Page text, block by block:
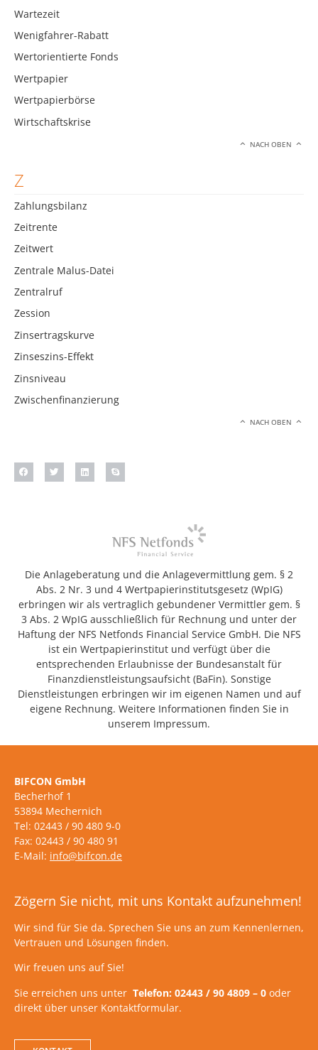
Wartezeit
Wenigfahrer-Rabatt
Wertorientierte Fonds
Wertpapier
Wertpapierbörse
Wirtschaftskrise
NACH OBEN
Z
Zahlungsbilanz
Zeitrente
Zeitwert
Zentrale Malus-Datei
Zentralruf
Zession
Zinsertragskurve
Zinseszins-Effekt
Zinsniveau
Zwischenfinanzierung
NACH OBEN
Die Anlageberatung und die Anlagevermittlung gem. § 2
Abs. 2 Nr. 3 und 4 Wertpapierinstitutsgesetz (WpIG)
erbringen wir als vertraglich gebundener Vermittler gem. §
3 Abs. 2 WpIG ausschließlich für Rechnung und unter der
Haftung der NFS Netfonds Financial Service GmbH. Die NFS
ist ein Wertpapierinstitut und verfügt über die
entsprechenden Erlaubnisse der Bundesanstalt für
Finanzdienstleistungsaufsicht (BaFin). Sonstige
Dienstleistungen erbringen wir im eigenen Namen und auf
eigene Rechnung. Weitere Informationen finden Sie in
unserem Impressum.
BIFCON GmbH
Becherhof 1
53894 Mechernich
Tel: 02443 / 90 480 9-0
Fax: 02443 / 90 480 91
E-Mail: info@bifcon.de
Zögern Sie nicht, mit uns Kontakt aufzunehmen!
Wir sind für Sie da. Sprechen Sie uns an zum Kennenlernen,
Vertrauen und Lösungen finden.
Wir freuen uns auf Sie!
Sie erreichen uns unter Telefon: 02443 / 90 4809 – 0 oder
direkt über unser Kontaktformular.